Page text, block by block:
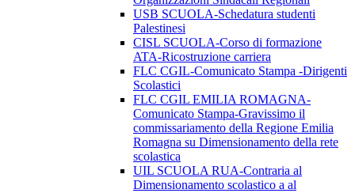
USB SCUOLA-Schedatura studenti
Palestinesi
CISL SCUOLA-Corso di formazione
ATA-Ricostruzione carriera
FLC CGIL-Comunicato Stampa -Dirigenti
Scolastici
FLC CGIL EMILIA ROMAGNA-
Comunicato Stampa-Gravissimo il
commissariamento della Regione Emilia
Romagna su Dimensionamento della rete
scolastica
UIL SCUOLA RUA-Contraria al
Dimensionamento scolastico a al